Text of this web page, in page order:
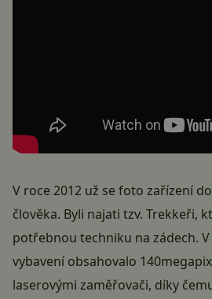
V roce 2012 už se foto zařízení
člověka. Byli najati tzv. Trekkeři,
potřebnou techniku na zádech. V
vybavení obsahovalo
laserovými zaměřovači, díky